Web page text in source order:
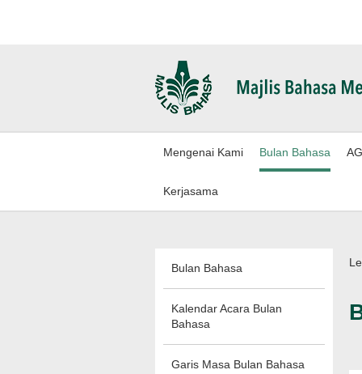
Mengenai Kami Bulan Bahasa
Kerjasama
Bulan Bahasa
Kalendar Acara Bulan
Bahasa
Garis Masa Bulan Bahasa